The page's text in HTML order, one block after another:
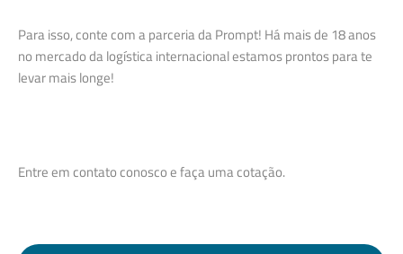
Para isso, conte com a parceria da Prompt! Há mais de 18 anos
no mercado da logística internacional estamos prontos para te
levar mais longe!
Entre em contato conosco e faça uma cotação.